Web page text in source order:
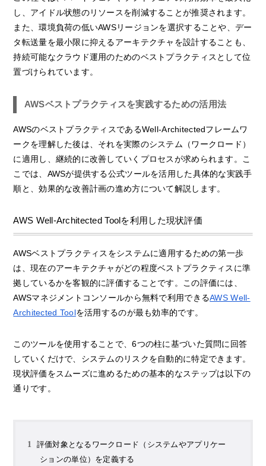
し、アイドル状態のリソースを削減することが推奨されます。
また、環境負荷の低いAWSリージョンを選択することや、デー
タ転送量を最小限に抑えるアーキテクチャを設計することも、
持続可能なクラウド運用のためのベストプラクティスとして位
置づけられています。
AWSベストプラクティスを実践するための活用法
AWSのベストプラクティスであるWell-Architectedフレームワ
ークを理解した後は、それを実際のシステム（ワークロード）
に適用し、継続的に改善していくプロセスが求められます。こ
こでは、AWSが提供する公式ツールを活用した具体的な実践手
順と、効果的な改善計画の進め方について解説します。
AWS Well-Architected Toolを利用した現状評価
AWSベストプラクティスをシステムに適用するための第一歩
は、現在のアーキテクチャがどの程度ベストプラクティスに準
拠しているかを客観的に評価することです。この評価には、
AWSマネジメントコンソールから無料で利用できるAWS Well-
Architected Toolを活用するのが最も効率的です。
このツールを使用することで、6つの柱に基づいた質問に回答
していくだけで、システムのリスクを自動的に特定できます。
現状評価をスムーズに進めるための基本的なステップは以下の
通りです。
評価対象となるワークロード（システムやアプリケー
ションの単位）を定義する